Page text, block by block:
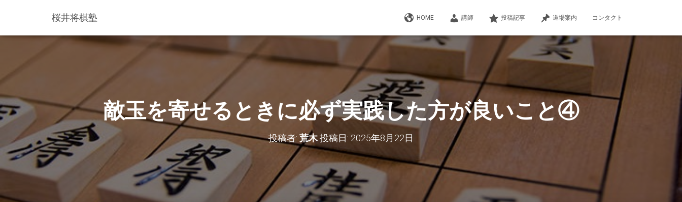
桜井将棋塾 HOME 講師 投稿記事 道場案内 コンタクト
敵玉を寄せるときに必ず実践した方が良いこと④
投稿者: 荒木投稿日: 2025年8月22日